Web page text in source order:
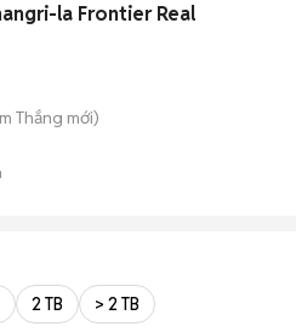
la Frontier Real
Thắng mới)
2 TB > 2 TB